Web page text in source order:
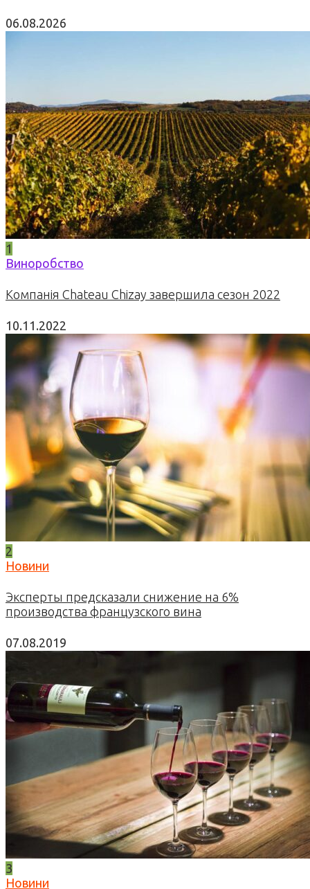
06.08.2026
1
Виноробство
Компанія Chateau Chizay завершила сезон 2022
10.11.2022
2
Новини
Эксперты предсказали снижение на 6%
производства французского вина
07.08.2019
3
Новини